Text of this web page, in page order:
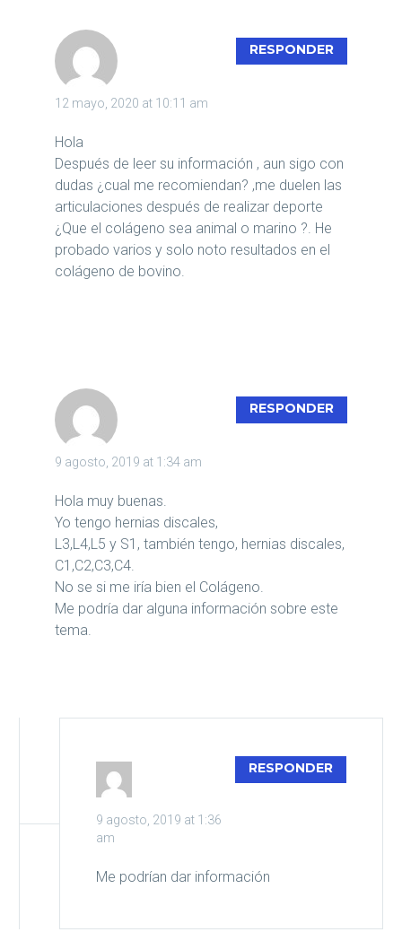
12 mayo, 2020 at 10:11 am
RESPONDER
Hola
Después de leer su información , aun sigo con
dudas ¿cual me recomiendan? ,me duelen las
articulaciones después de realizar deporte
¿Que el colágeno sea animal o marino ?. He
probado varios y solo noto resultados en el
colágeno de bovino.
9 agosto, 2019 at 1:34 am
RESPONDER
Hola muy buenas.
Yo tengo hernias discales,
L3,L4,L5 y S1, también tengo, hernias discales,
C1,C2,C3,C4.
No se si me iría bien el Colágeno.
Me podría dar alguna información sobre este
tema.
9 agosto, 2019 at 1:36
am
RESPONDER
Me podrían dar información